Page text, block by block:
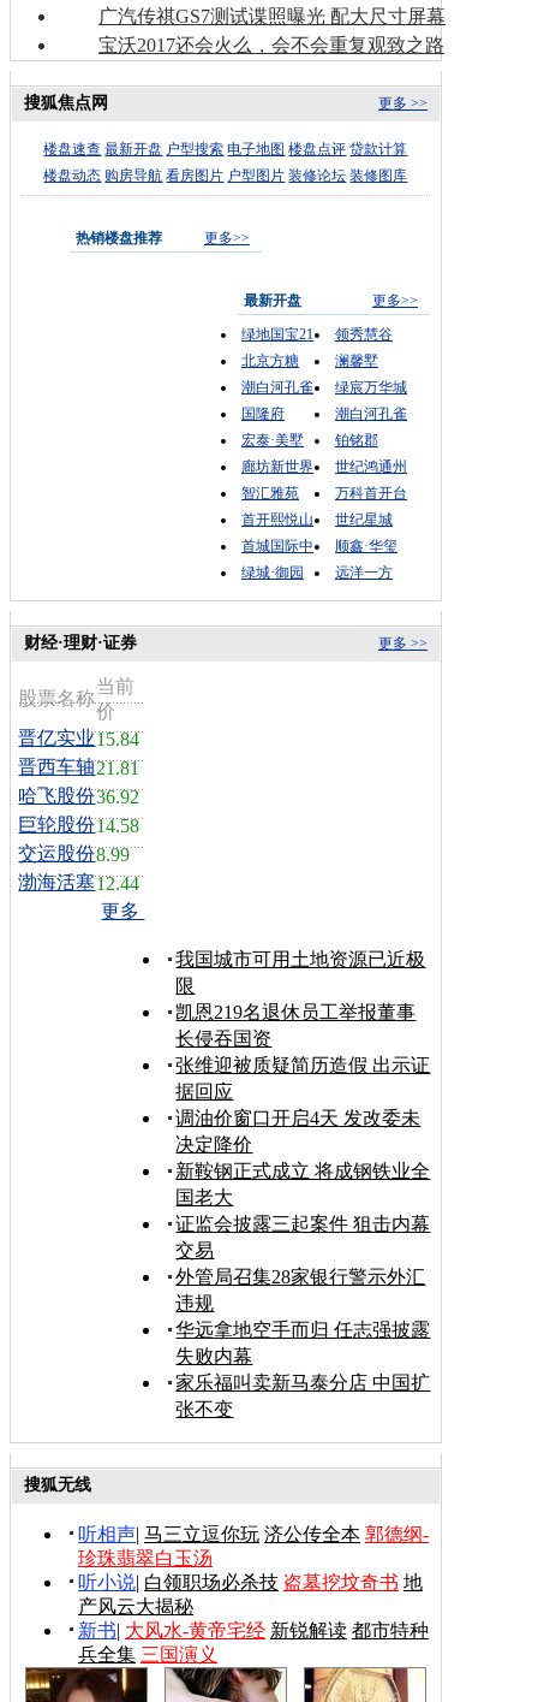
广汽传祺GS7测试谍照曝光 配大尺寸屏幕
宝沃2017还会火么，会不会重复观致之路
更多 >>
搜狐焦点网
楼盘速查 最新开盘 户型搜索 电子地图 楼盘点评 贷款计算
楼盘动态 购房导航 看房图片 户型图片 装修论坛 装修图库
热销楼盘推荐 更多>>
最新开盘
更多>>
绿地国宝21
领秀慧谷
北京方糖
澜馨墅
潮白河孔雀
绿宸万华城
国隆府
潮白河孔雀
宏泰·美墅
铂铭郡
廊坊新世界
世纪鸿通州
智汇雅苑
万科首开台
首开熙悦山
世纪星城
首城国际中
顺鑫·华玺
绿城·御园
远洋一方
更多 >>
财经·理财·证券
股票名称
当前
价
晋亿实业15.84
晋西车轴21.81
哈飞股份36.92
巨轮股份14.58
交运股份8.99
渤海活塞12.44
更多
我国城市可用土地资源已近极
限
凯恩219名退休员工举报董事
长侵吞国资
张维迎被质疑简历造假 出示证
据回应
调油价窗口开启4天 发改委未
决定降价
新鞍钢正式成立 将成钢铁业全
国老大
证监会披露三起案件 狙击内幕
交易
外管局召集28家银行警示外汇
违规
华远拿地空手而归 任志强披露
失败内幕
家乐福叫卖新马泰分店 中国扩
张不变
搜狐无线
听相声| 马三立逗你玩 济公传全本 郭德纲-
珍珠翡翠白玉汤
听小说| 白领职场必杀技 盗墓挖坟奇书 地
产风云大揭秘
新书| 大风水-黄帝宅经 新锐解读 都市特种
兵全集 三国演义